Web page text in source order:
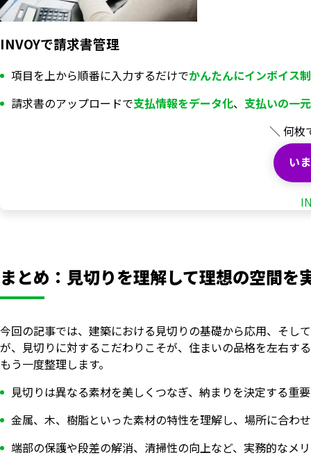
INVOYで請求書管理
項目を上から順番に入力するだけでかんたんにインボイス
請求書のアップロードで支払情報をデータ化、 支払いの一
＼ 何枚
い
まとめ：見切りを理解して理想の空間を
今回の記事では、建築における見切りの基礎から応用、そし
が、見切りに対するこだわりこそが、住まいの品格を左右す
もう一度整理します。
見切りは異なる素材を美しくつなぎ、納まりを決定する重
金属、木、樹脂といった素材の特性を理解し、場所に合わ
端部の保護や段差の解消、清掃性の向上など、実務的なメ